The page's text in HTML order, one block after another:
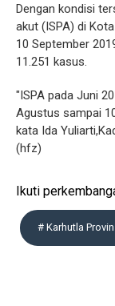
Dengan kondisi
akut (ISPA) di
10 September
11.251 kasus.
"ISPA pada Juni
Agustus sampai
kata Ida
(hfz)
Ikuti
# Karhutla